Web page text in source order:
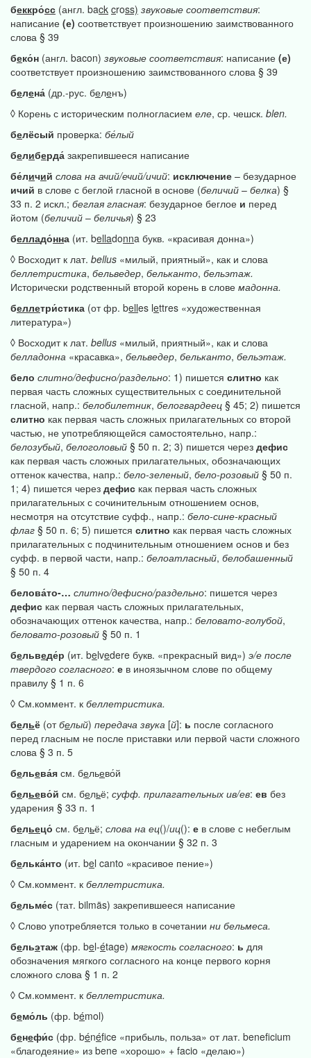
беккро́сс (англ. back cross) звуковые соответствия:
написание (е) соответствует произношению заимствованного
слова § 39
беко́н (англ. bacon) звуковые соответствия: написание (е)
соответствует произношению заимствованного слова § 39
белена́ (др.-рус. беленъ)
◊ Корень с историческим полногласием еле, ср. чешск. blen.
белёсый проверка: бе́лый
белиберда́ закрепившееся написание
бе́личий слова на ачий/ечий/ичий: исключение – безударное
ичий в слове с беглой гласной в основе (беличий – белка) §
33 п. 2 искл.; беглая гласная: безударное беглое и перед
йотом (беличий – беличья) § 23
белладо́нна (ит. belladonna букв. «красивая донна»)
◊ Восходит к лат. bellus «милый, приятный», как и слова
беллетристика, бельведер, бельканто, бельэтаж.
Исторически родственный второй корень в слове мадонна.
беллетри́стика (от фр. belles lettres «художественная
литература»)
◊ Восходит к лат. bellus «милый, приятный», как и слова
белладонна «красавка», бельведер, бельканто, бельэтаж.
бело слитно/дефисно/раздельно: 1) пишется слитно как
первая часть сложных существительных с соединительной
гласной, напр.: белобилетник, белогвардеец § 45; 2) пишется
слитно как первая часть сложных прилагательных со второй
частью, не употребляющейся самостоятельно, напр.:
белозубый, белоголовый § 50 п. 2; 3) пишется через дефис
как первая часть сложных прилагательных, обозначающих
оттенок качества, напр.: бело-зеленый, бело-розовый § 50 п.
1; 4) пишется через дефис как первая часть сложных
прилагательных с сочинительным отношением основ,
несмотря на отсутствие суфф., напр.: бело-сине-красный
флаг § 50 п. 6; 5) пишется слитно как первая часть сложных
прилагательных с подчинительным отношением основ и без
суфф. в первой части, напр.: белоатласный, белобашенный
§ 50 п. 4
белова́то-… слитно/дефисно/раздельно: пишется через
дефис как первая часть сложных прилагательных,
обозначающих оттенок качества, напр.: беловато-голубой,
беловато-розовый § 50 п. 1
бельведе́р (ит. belvedere букв. «прекрасный вид») э/е после
твердого согласного: е в иноязычном слове по общему
правилу § 1 п. 6
◊ См.коммент. к беллетристика.
бельё (отбелый) передача звука [й]: ь после согласного
перед гласным не после приставки или первой части сложного
слова § 3 п. 5
бельева́я см. бельево́й
бельево́й см. бельё; суфф. прилагательных ив/ев: ев без
ударения § 33 п. 1
бельецо́ см. бельё; слова на ец()/иц(): е в слове с небеглым
гласным и ударением на окончании § 32 п. 3
белька́нто (ит. bel canto «красивое пение»)
◊ См.коммент. к беллетристика.
бельме́с (тат. bilmäs) закрепившееся написание
◊ Слово употребляется только в сочетании ни бельмеса.
бельэтаж (фр. bel-étage) мягкость согласного: ь для
обозначения мягкого согласного на конце первого корня
сложного слова § 1 п. 2
◊ См.коммент. к беллетристика.
бемо́ль (фр. bémol)
бенефи́с (фр. bénéfice «прибыль, польза» от лат. beneficium
«благодеяние» из bene «хорошо» + facio «делаю»)